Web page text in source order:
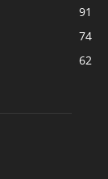
91
74
62